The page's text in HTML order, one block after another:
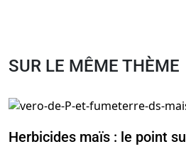
SUR LE MÊME THÈME
Herbicides maïs : le point